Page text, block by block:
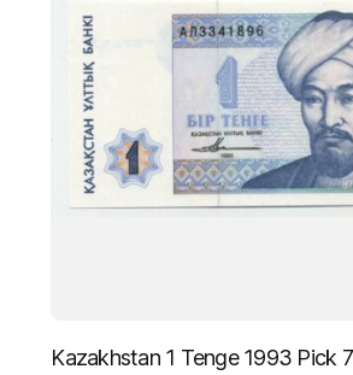
Kazakhstan 1 Tenge 1993 Pick